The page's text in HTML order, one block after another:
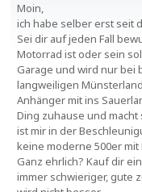
Moin,
ich habe selber erst seit
Sei dir auf jeden Fall
Motorrad ist oder sein
Garage und wird nur bei
langweiligen
Anhänger mit ins
Ding zuhause und
ist mir in der
keine moderne 500er mit
Ganz ehrlich? Kauf dir
immer schwieriger, gute